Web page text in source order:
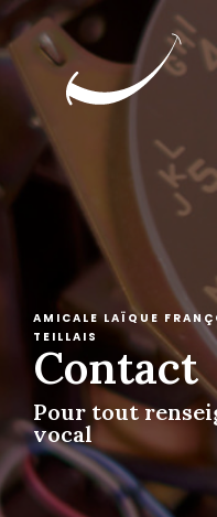
AMICALE LAÏQUE
TEILLAIS
Contact
Pour tout
vocal